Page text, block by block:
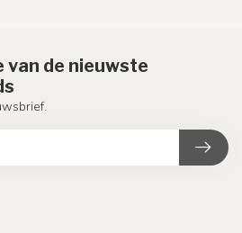
van de nieuwste